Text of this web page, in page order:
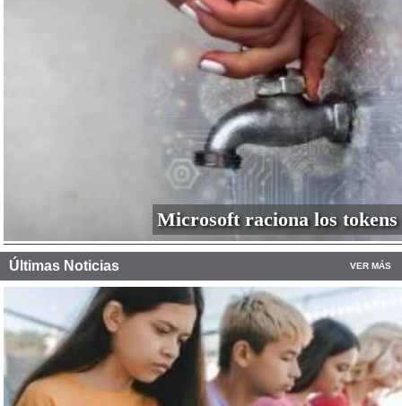
Microsoft raciona los tokens
Últimas Noticias VER MÁS